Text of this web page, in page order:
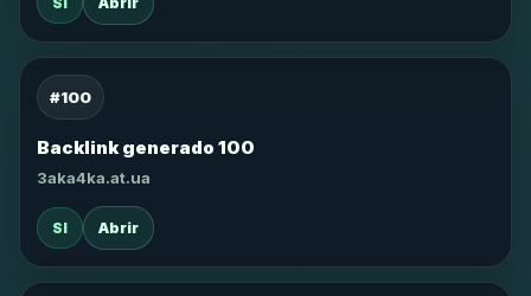
#100
Backlink generado 100
3aka4ka.at.ua
SI Abrir